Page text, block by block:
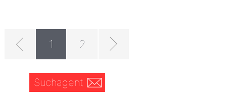
1 2
Suchagent